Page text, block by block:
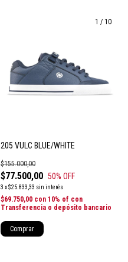
1 / 10
205 VULC BLUE/WHITE
$77.500,00
$155.000,00
50% OFF
3 x$25.833,33 sin interés
$69.750,00 con 10% of con
Transferencia o depósito bancario
Comprar